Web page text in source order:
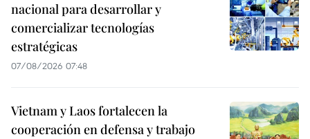
nacional para desarrollar y
comercializar tecnologías
estratégicas
07/08/2026 07:48
Vietnam y Laos fortalecen la
cooperación en defensa y trabajo